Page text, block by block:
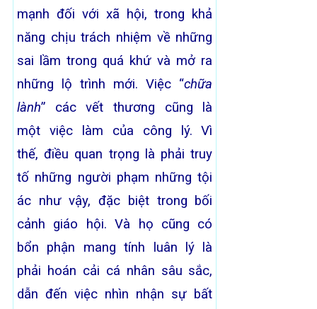
mạnh đối với xã hội, trong khả
năng chịu trách nhiệm về những
sai lầm trong quá khứ và mở ra
những lộ trình mới. Việc “chữa
lành” các vết thương cũng là
một việc làm của công lý. Vì
thế, điều quan trọng là phải truy
tố những người phạm những tội
ác như vậy, đặc biệt trong bối
cảnh giáo hội. Và họ cũng có
bổn phận mang tính luân lý là
phải hoán cải cá nhân sâu sắc,
dẫn đến việc nhìn nhận sự bất